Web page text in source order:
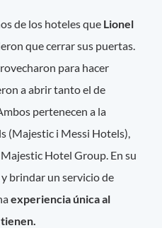
de los hoteles que Lionel
que cerrar sus puertas.
para hacer
a abrir tanto el de
pertenecen a la
(Majestic i Messi Hotels),
Hotel Group. En su
brindar un servicio de
experiencia única al